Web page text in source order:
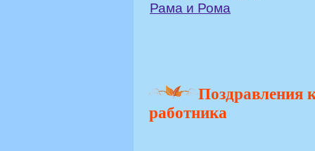
Рама и Рома
Поздравления
работника